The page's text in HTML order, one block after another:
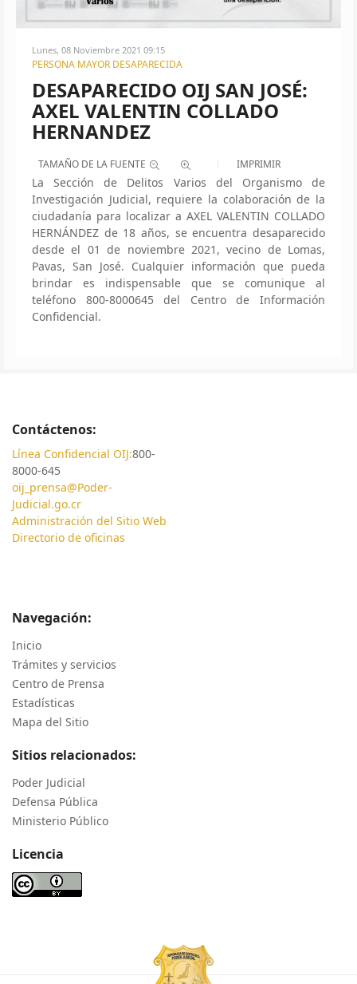
Lunes, 08 Noviembre 2021 09:15
PERSONA MAYOR DESAPARECIDA
DESAPARECIDO OIJ SAN JOSÉ:
AXEL VALENTIN COLLADO
HERNANDEZ
TAMAÑO DE LA FUENTE IMPRIMIR
La Sección de Delitos Varios del Organismo de
Investigación Judicial, requiere la colaboración de la
ciudadanía para localizar a AXEL VALENTIN COLLADO
HERNÁNDEZ de 18 años, se encuentra desaparecido
desde el 01 de noviembre 2021, vecino de Lomas,
Pavas, San José. Cualquier información que pueda
brindar es indispensable que se comunique al
teléfono 800-8000645 del Centro de Información
Confidencial.
Contáctenos:
Línea Confidencial OIJ:800-
8000-645
oij_prensa@Poder-
Judicial.go.cr
Administración del Sitio Web
Directorio de oficinas
Navegación:
Inicio
Trámites y servicios
Centro de Prensa
Estadísticas
Mapa del Sitio
Sitios relacionados:
Poder Judicial
Defensa Pública
Ministerio Público
Licencia